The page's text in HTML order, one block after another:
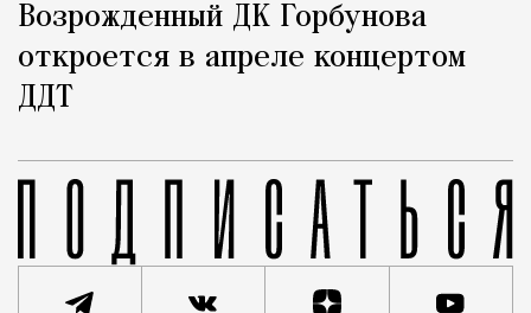
Возрожденный ДК Горбунова
откроется в апреле концертом
ДДТ